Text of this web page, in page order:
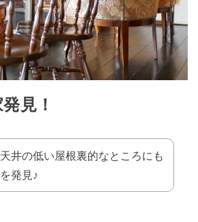
見！
井の低い屋根裏的なところにも
発見♪